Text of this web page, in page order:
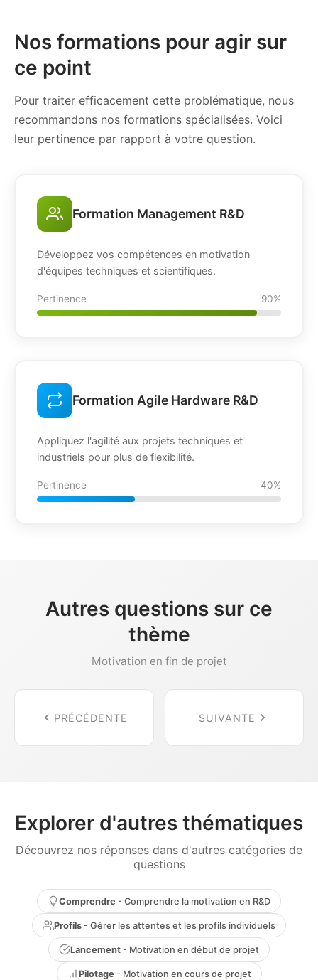
Nos formations pour agir sur
ce point
Pour traiter efficacement cette problématique, nous
recommandons nos formations spécialisées. Voici
leur pertinence par rapport à votre question.
Formation Management R&D
Développez vos compétences en motivation
d'équipes techniques et scientifiques.
Pertinence 90%
Formation Agile Hardware R&D
Appliquez l'agilité aux projets techniques et
industriels pour plus de flexibilité.
Pertinence 40%
Autres questions sur ce
thème
Motivation en fin de projet
PRÉCÉDENTE SUIVANTE
Explorer d'autres thématiques
Découvrez nos réponses dans d'autres catégories de
questions
Comprendre - Comprendre la motivation en R&D
Profils - Gérer les attentes et les profils individuels
Lancement - Motivation en début de projet
Pilotage - Motivation en cours de projet